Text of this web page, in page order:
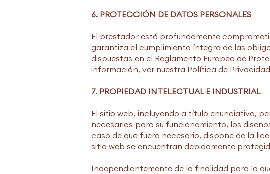
6. PROTECCIÓN DE DATOS PERSONALES
El prestador está profundamente
garantiza el cumplimiento íntegro de las
dispuestas en el Reglamento Europeo de
información, ver nuestra Política de Privacidad
7. PROPIEDAD INTELECTUAL E INDUSTRIAL
El sitio web, incluyendo a título enunciativo,
necesarios para su funcionamiento, los
caso de que fuera necesario, dispone de la
sitio web se encuentran debidamente
Independientemente de la finalidad para la